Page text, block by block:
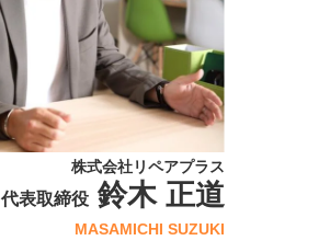
株式会社リペアプラス
代表取締役鈴木 正道
MASAMICHI SUZUKI